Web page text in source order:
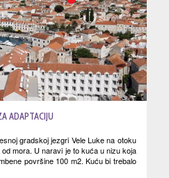
ADAPTACIJU
gradskoj jezgri Vele Luke na otoku
mora. U naravi je to kuća u nizu koja
površine 100 m2. Kuću bi trebalo